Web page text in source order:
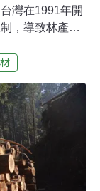
灣在1991年開
，導致林產業
木材自給率僅
許多老齡林還
進口具備國際
是容易引進部
為了保護生
自給率已是勢
拾人才、邁向